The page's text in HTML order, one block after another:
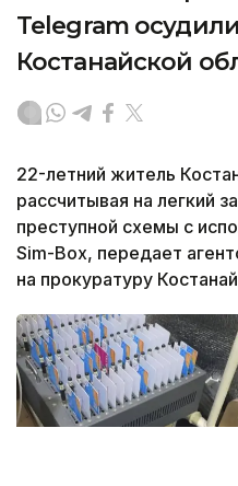
Telegram
Костанайской
22-летний житель
рассчитывая на легкий
преступной схемы с
Sim-Box, передает
на прокуратуру